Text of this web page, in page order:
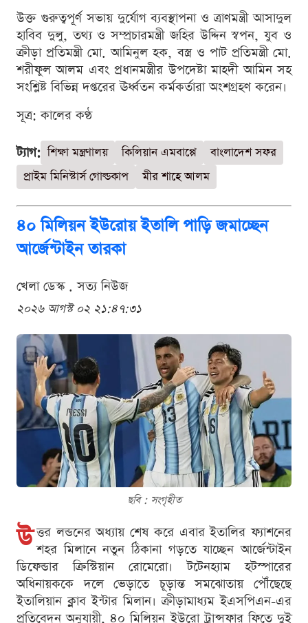
উক্ত গুরুত্বপূর্ণ সভায় দুর্যোগ ব্যবস্থাপনা ও ত্রাণমন্ত্রী আসাদুল
হাবিব দুলু, তথ্য ও সম্প্রচারমন্ত্রী জহির উদ্দিন স্বপন, যুব ও
ক্রীড়া প্রতিমন্ত্রী মো. আমিনুল হক, বস্ত্র ও পাট প্রতিমন্ত্রী মো.
শরীফুল আলম এবং প্রধানমন্ত্রীর উপদেষ্টা মাহদী আমিন সহ
সংশ্লিষ্ট বিভিন্ন দপ্তরের ঊর্ধ্বতন কর্মকর্তারা অংশগ্রহণ করেন।
সূত্র: কালের কণ্ঠ
ট্যাগ: শিক্ষা মন্ত্রণালয় কিলিয়ান এমবাপ্পে
বাংলাদেশ সফর
প্রাইম মিনিস্টার্স গোল্ডকাপ
মীর শাহে আলম
৪০ মিলিয়ন ইউরোয় ইতালি পাড়ি জমাচ্ছেন
আর্জেন্টাইন তারকা
খেলা ডেস্ক . সত্য নিউজ
২০২৬ আগস্ট ০২ ২১:৪৭:৩১
ছবি : সংগৃহীত
উ ত্তর লন্ডনের অধ্যায় শেষ করে এবার ইতালির ফ্যাশনের
শহর মিলানে নতুন ঠিকানা গড়তে যাচ্ছেন আর্জেন্টাইন
ডিফেন্ডার ক্রিস্টিয়ান রোমেরো। টটেনহ্যাম হটস্পারের
অধিনায়ককে দলে ভেড়াতে চূড়ান্ত সমঝোতায় পৌঁছেছে
ইতালিয়ান ক্লাব ইন্টার মিলান। ক্রীড়ামাধ্যম ইএসপিএন-এর
প্রতিবেদন অনুযায়ী, ৪০ মিলিয়ন ইউরো ট্রান্সফার ফিতে দুই